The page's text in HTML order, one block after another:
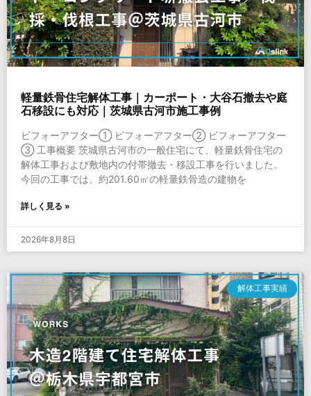
軽量鉄骨住宅解体工事｜カーポート・大谷石撤去や庭
石移設にも対応｜茨城県古河市施工事例
ビフォーアフター① ビフォーアフター② ビフォーアフター
③ 工事概要 茨城県古河市の一般住宅にて、軽量鉄骨住宅の
解体工事および敷地内の付帯撤去・移設工事を行いました。
今回の工事では、約201.60㎡の軽量鉄骨造の建物を
詳しく見る »
2026年8月8日
解体工事実績